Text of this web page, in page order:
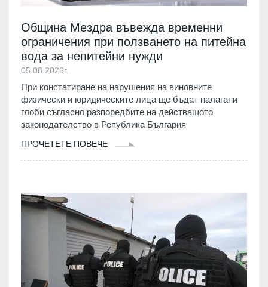
Община Мездра въвежда временни
ограничения при ползването на питейна
вода за непитейни нужди
05.08.2026г.
При констатиране на нарушения на виновните
физически и юридическите лица ще бъдат налагани
глоби съгласно разпоредбите на действащото
законодателство в Република България
ПРОЧЕТЕТЕ ПОВЕЧЕ